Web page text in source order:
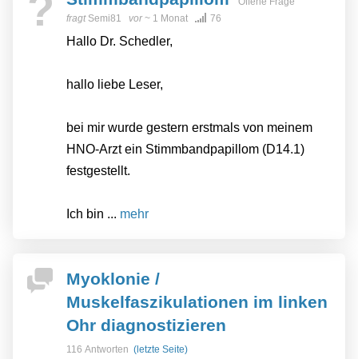
fragt Semi81 vor~ 1 Monat 76
Hallo Dr. Schedler,
hallo liebe Leser,
bei mir wurde gestern erstmals von meinem
HNO-Arzt ein Stimmbandpapillom (D14.1)
festgestellt.
Ich bin ... mehr
Myoklonie /
Muskelfaszikulationen im linken
Ohr diagnostizieren
116 Antworten (letzte Seite)